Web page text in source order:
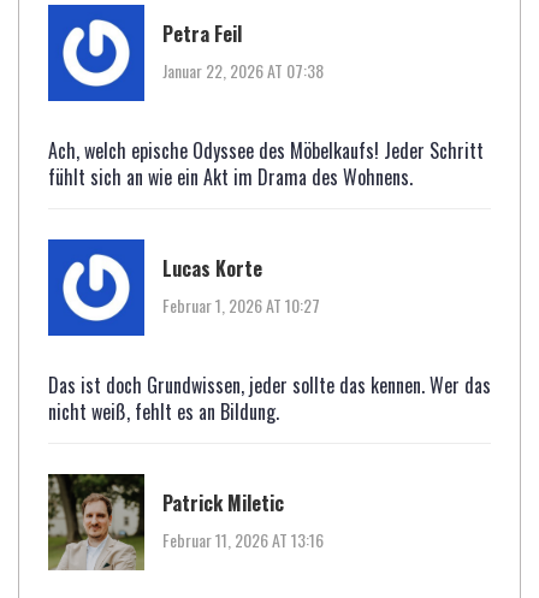
Petra Feil
Januar 22, 2026 AT 07:38
Ach, welch epische Odyssee des Möbelkaufs! Jeder Schritt
fühlt sich an wie ein Akt im Drama des Wohnens.
Lucas Korte
Februar 1, 2026 AT 10:27
Das ist doch Grundwissen, jeder sollte das kennen. Wer das
nicht weiß, fehlt es an Bildung.
Patrick Miletic
Februar 11, 2026 AT 13:16